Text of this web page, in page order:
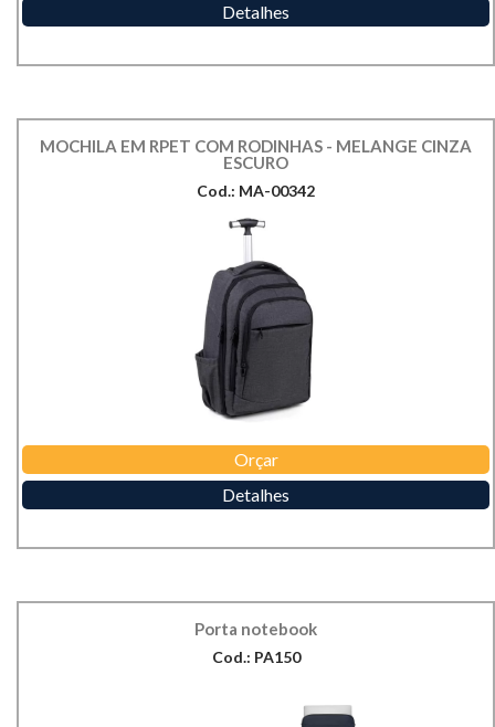
Detalhes
MOCHILA EM RPET COM RODINHAS - MELANGE CINZA
ESCURO
Cod.: MA-00342
Orçar
Detalhes
Porta notebook
Cod.: PA150